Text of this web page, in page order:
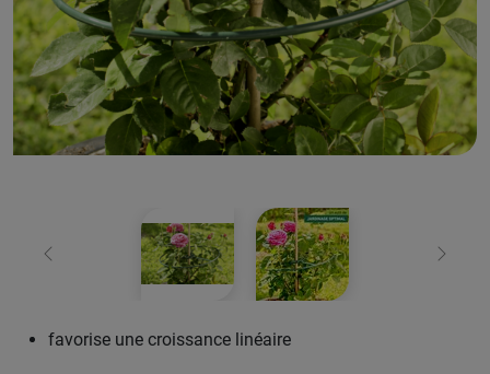
retour
favorise une croissance linéaire